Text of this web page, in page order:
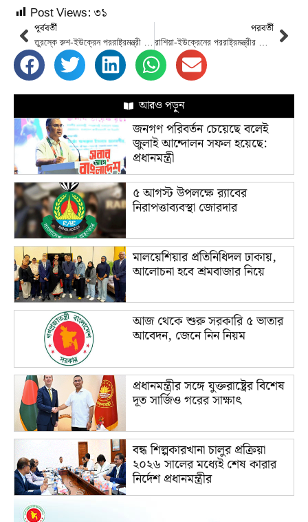
Post Views:৩১
পূর্ববর্তী পরবর্তী
আরও পড়ুন
জনগণ পরিবর্তন চেয়েছে বলেই
জুলাই আন্দোলন সফল হয়েছে:
প্রধানমন্ত্রী
৫ আগস্ট উপলক্ষে র‌্যাবের
নিরাপত্তাব্যবস্থা জোরদার
মালয়েশিয়ার প্রতিনিধিদল ঢাকায়,
আলোচনা হবে শ্রমবাজার নিয়ে
আজ থেকে শুরু সরকারি ৫ ভাতার
আবেদন, জেনে নিন নিয়ম
প্রধানমন্ত্রীর সঙ্গে যুক্তরাষ্ট্রের বিশেষ
দূত সার্জিও গরের সাক্ষাৎ
বন্ধ শিল্পকারখানা চালুর প্রক্রিয়া
২০২৬ সালের মধ্যেই শেষ কারার
নির্দেশ প্রধানমন্ত্রীর